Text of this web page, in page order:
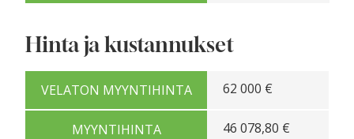
Hinta ja kustannukset
VELATON MYYNTIHINTA 62 000 €
MYYNTIHINTA 46 078,80 €